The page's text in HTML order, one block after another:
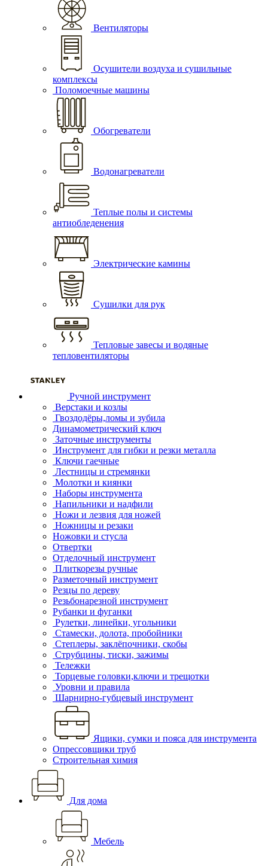
Вентиляторы
Осушители воздуха и сушильные
комплексы
Поломоечные машины
Обогреватели
Водонагреватели
Теплые полы и системы
антиобледенения
Электрические камины
Сушилки для рук
Тепловые завесы и водяные
тепловентиляторы
Ручной инструмент
Верстаки и козлы
Гвоздодёры,ломы и зубила
Динамометрический ключ
Заточные инструменты
Инструмент для гибки и резки металла
Ключи гаечные
Лестницы и стремянки
Молотки и киянки
Наборы инструмента
Напильники и надфили
Ножи и лезвия для ножей
Ножницы и резаки
Ножовки и стусла
Отвертки
Отделочный инструмент
Плиткорезы ручные
Разметочный инструмент
Резцы по дереву
Резьбонарезной инструмент
Рубанки и фуганки
Рулетки, линейки, угольники
Стамески, долота, пробойники
Степлеры, заклёпочники, скобы
Струбцины, тиски, зажимы
Тележки
Торцевые головки,ключи и трещотки
Уровни и правила
Шарнирно-губцевый инструмент
Ящики, сумки и пояса для инструмента
Опрессовщики труб
Строительная химия
Для дома
Мебель